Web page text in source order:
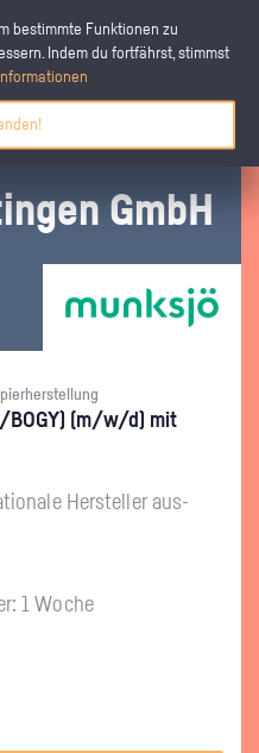
bestimmte Funktionen zu
Indem du fortfährst, stimmst
GmbH
BOGY) (m/w/d) mit
Her­stel­ler aus­
1 Woche